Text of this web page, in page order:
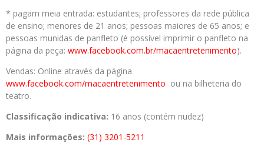
* pagam meia entrada: estudantes; professores da rede pública
de ensino; menores de 21 anos; pessoas maiores de 65 anos; e
pessoas munidas de panfleto (é possível imprimir o panfleto na
página da peça: www.facebook.com.br/macaentretenimento).
Vendas: Online através da página
www.facebook.com/macaentretenimento ou na bilheteria do
teatro.
Classificação indicativa: 16 anos (contém nudez)
Mais informações: (31) 3201-5211